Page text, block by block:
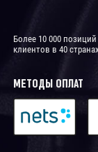
Более 10 000
клиентов в 40
МЕТОДЫ ОПЛАТ